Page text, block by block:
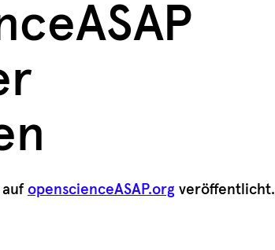
openscienceASAP.org veröffentlicht.